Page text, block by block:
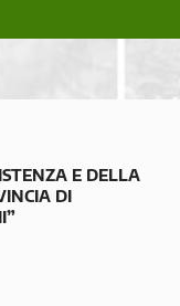
E DELLA
DI